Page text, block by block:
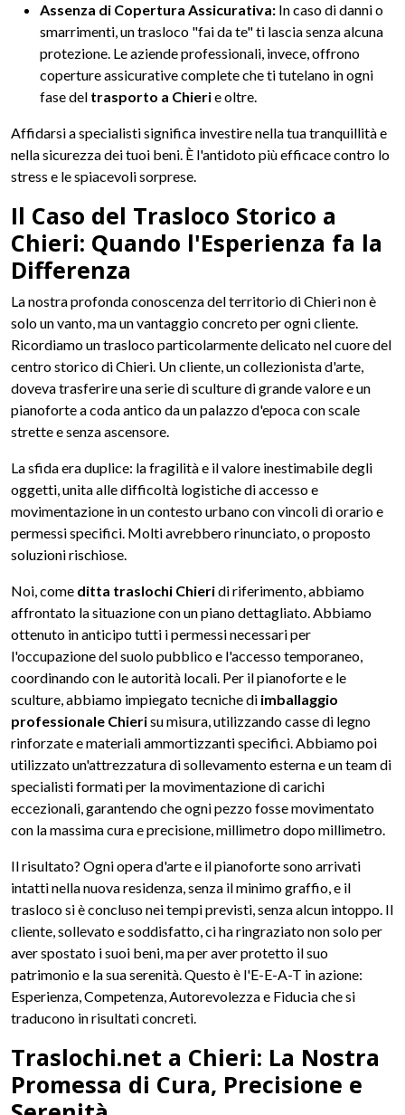
Assenza di Copertura Assicurativa: In caso di danni o
smarrimenti, un trasloco "fai da te" ti lascia senza alcuna
protezione. Le aziende professionali, invece, offrono
coperture assicurative complete che ti tutelano in ogni
fase del trasporto a Chierie oltre.
Affidarsi a specialisti significa investire nella tua tranquillità e
nella sicurezza dei tuoi beni. È l'antidoto più efficace contro lo
stress e le spiacevoli sorprese.
Il Caso del Trasloco Storico a
Chieri: Quando l'Esperienza fa la
Differenza
La nostra profonda conoscenza del territorio di Chieri non è
solo un vanto, ma un vantaggio concreto per ogni cliente.
Ricordiamo un trasloco particolarmente delicato nel cuore del
centro storico di Chieri. Un cliente, un collezionista d'arte,
doveva trasferire una serie di sculture di grande valore e un
pianoforte a coda antico da un palazzo d'epoca con scale
strette e senza ascensore.
La sfida era duplice: la fragilità e il valore inestimabile degli
oggetti, unita alle difficoltà logistiche di accesso e
movimentazione in un contesto urbano con vincoli di orario e
permessi specifici. Molti avrebbero rinunciato, o proposto
soluzioni rischiose.
Noi, come ditta traslochi Chieridi riferimento, abbiamo
affrontato la situazione con un piano dettagliato. Abbiamo
ottenuto in anticipo tutti i permessi necessari per
l'occupazione del suolo pubblico e l'accesso temporaneo,
coordinando con le autorità locali. Per il pianoforte e le
sculture, abbiamo impiegato tecniche di imballaggio
professionale Chierisu misura, utilizzando casse di legno
rinforzate e materiali ammortizzanti specifici. Abbiamo poi
utilizzato un'attrezzatura di sollevamento esterna e un team di
specialisti formati per la movimentazione di carichi
eccezionali, garantendo che ogni pezzo fosse movimentato
con la massima cura e precisione, millimetro dopo millimetro.
Il risultato? Ogni opera d'arte e il pianoforte sono arrivati
intatti nella nuova residenza, senza il minimo graffio, e il
trasloco si è concluso nei tempi previsti, senza alcun intoppo. Il
cliente, sollevato e soddisfatto, ci ha ringraziato non solo per
aver spostato i suoi beni, ma per aver protetto il suo
patrimonio e la sua serenità. Questo è l'E-E-A-T in azione:
Esperienza, Competenza, Autorevolezza e Fiducia che si
traducono in risultati concreti.
Traslochi.net a Chieri: La Nostra
Promessa di Cura, Precisione e